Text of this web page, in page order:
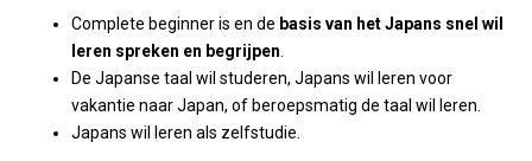
Complete beginner is en de basis van het Japans snel wil
leren spreken en begrijpen
De Japanse taal wil studeren, Japans wil leren voor
vakantie naar Japan, of beroepsmatig de taal wil leren.
Japans wil leren als zelfstudie.